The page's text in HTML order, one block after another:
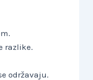
razlike.
održavaju.